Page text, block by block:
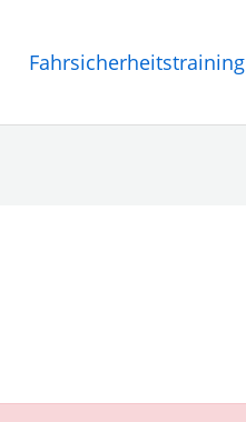
Fahrsicherheitstraining